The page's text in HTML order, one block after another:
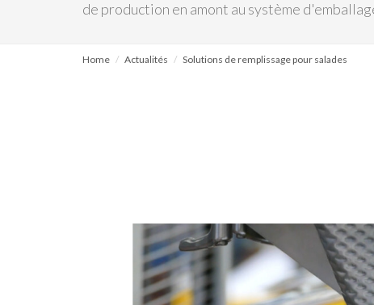
de production en amont au système
Home Actualités Solutions de remplissage pour salades